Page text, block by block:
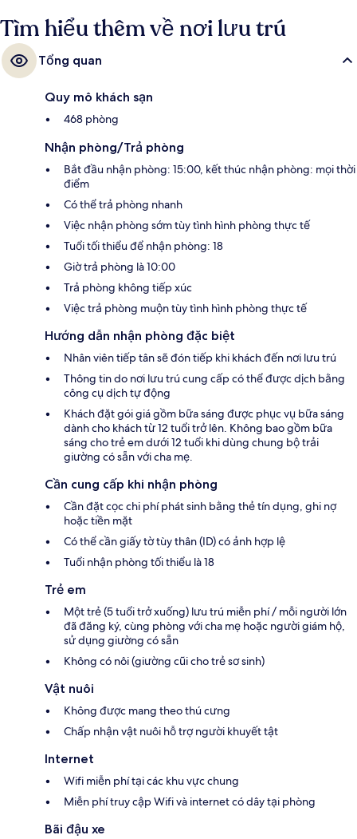
Tìm hiểu thêm về nơi lưu trú
Tổng quan
Quy mô khách sạn
468 phòng
Nhận phòng/Trả phòng
Bắt đầu nhận phòng: 15:00, kết thúc nhận phòng: mọi thời
điểm
Có thể trả phòng nhanh
Việc nhận phòng sớm tùy tình hình phòng thực tế
Tuổi tối thiểu để nhận phòng: 18
Giờ trả phòng là 10:00
Trả phòng không tiếp xúc
Việc trả phòng muộn tùy tình hình phòng thực tế
Hướng dẫn nhận phòng đặc biệt
Nhân viên tiếp tân sẽ đón tiếp khi khách đến nơi lưu trú
Thông tin do nơi lưu trú cung cấp có thể được dịch bằng
công cụ dịch tự động
Khách đặt gói giá gồm bữa sáng được phục vụ bữa sáng
dành cho khách từ 12 tuổi trở lên. Không bao gồm bữa
sáng cho trẻ em dưới 12 tuổi khi dùng chung bộ trải
giường có sẵn với cha mẹ.
Cần cung cấp khi nhận phòng
Cần đặt cọc chi phí phát sinh bằng thẻ tín dụng, ghi nợ
hoặc tiền mặt
Có thể cần giấy tờ tùy thân (ID) có ảnh hợp lệ
Tuổi nhận phòng tối thiểu là 18
Trẻ em
Một trẻ (5 tuổi trở xuống) lưu trú miễn phí / mỗi người lớn
đã đăng ký, cùng phòng với cha mẹ hoặc người giám hộ,
sử dụng giường có sẵn
Không có nôi (giường cũi cho trẻ sơ sinh)
Vật nuôi
Không được mang theo thú cưng
Chấp nhận vật nuôi hỗ trợ người khuyết tật
Internet
Wifi miễn phí tại các khu vực chung
Miễn phí truy cập Wifi và internet có dây tại phòng
Bãi đậu xe